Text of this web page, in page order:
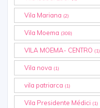
Vila Mariana (2)
Vila Moema (308)
VILA MOEMA- CENTRO (1)
Vila nova (1)
vila patriarca (1)
Vila Presidente Médici (1)